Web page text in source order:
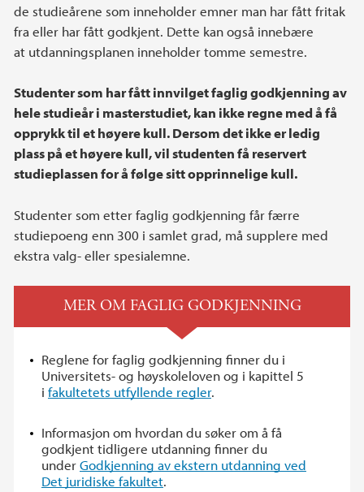
de studieårene som inneholder emner man har fått fritak
fra eller har fått godkjent. Dette kan også innebære
at utdanningsplanen inneholder tomme semestre.
Studenter som har fått innvilget faglig godkjenning av
hele studieår i masterstudiet, kan ikke regne med å få
opprykk til et høyere kull. Dersom det ikke er ledig
plass på et høyere kull, vil studenten få reservert
studieplassen for å følge sitt opprinnelige kull.
Studenter som etter faglig godkjenning får færre
studiepoeng enn 300 i samlet grad, må supplere med
ekstra valg- eller spesialemne.
MER OM FAGLIG GODKJENNING
Reglene for faglig godkjenning finner du i
Universitets- og høyskoleloven og i kapittel 5
i fakultetets utfyllende regler.
Informasjon om hvordan du søker om å få
godkjent tidligere utdanning finner du
underGodkjenning av ekstern utdanning ved
Det juridiske fakultet.